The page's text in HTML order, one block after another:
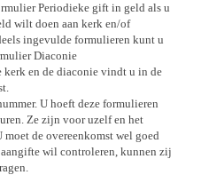
Periodieke gift in geld als u
wilt doen aan kerk en/of
ingevulde formulieren kunt u
Diaconie
kerk en de diaconie vindt u in de
U hoeft deze formulieren
Ze zijn voor uzelf en het
de overeenkomst wel goed
wil controleren, kunnen zij